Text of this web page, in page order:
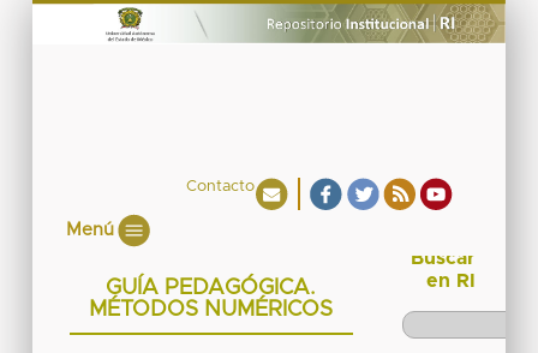
Contacto
Menú
GUÍA PEDAGÓGICA.
MÉTODOS NUMÉRICOS
Buscar
en RI